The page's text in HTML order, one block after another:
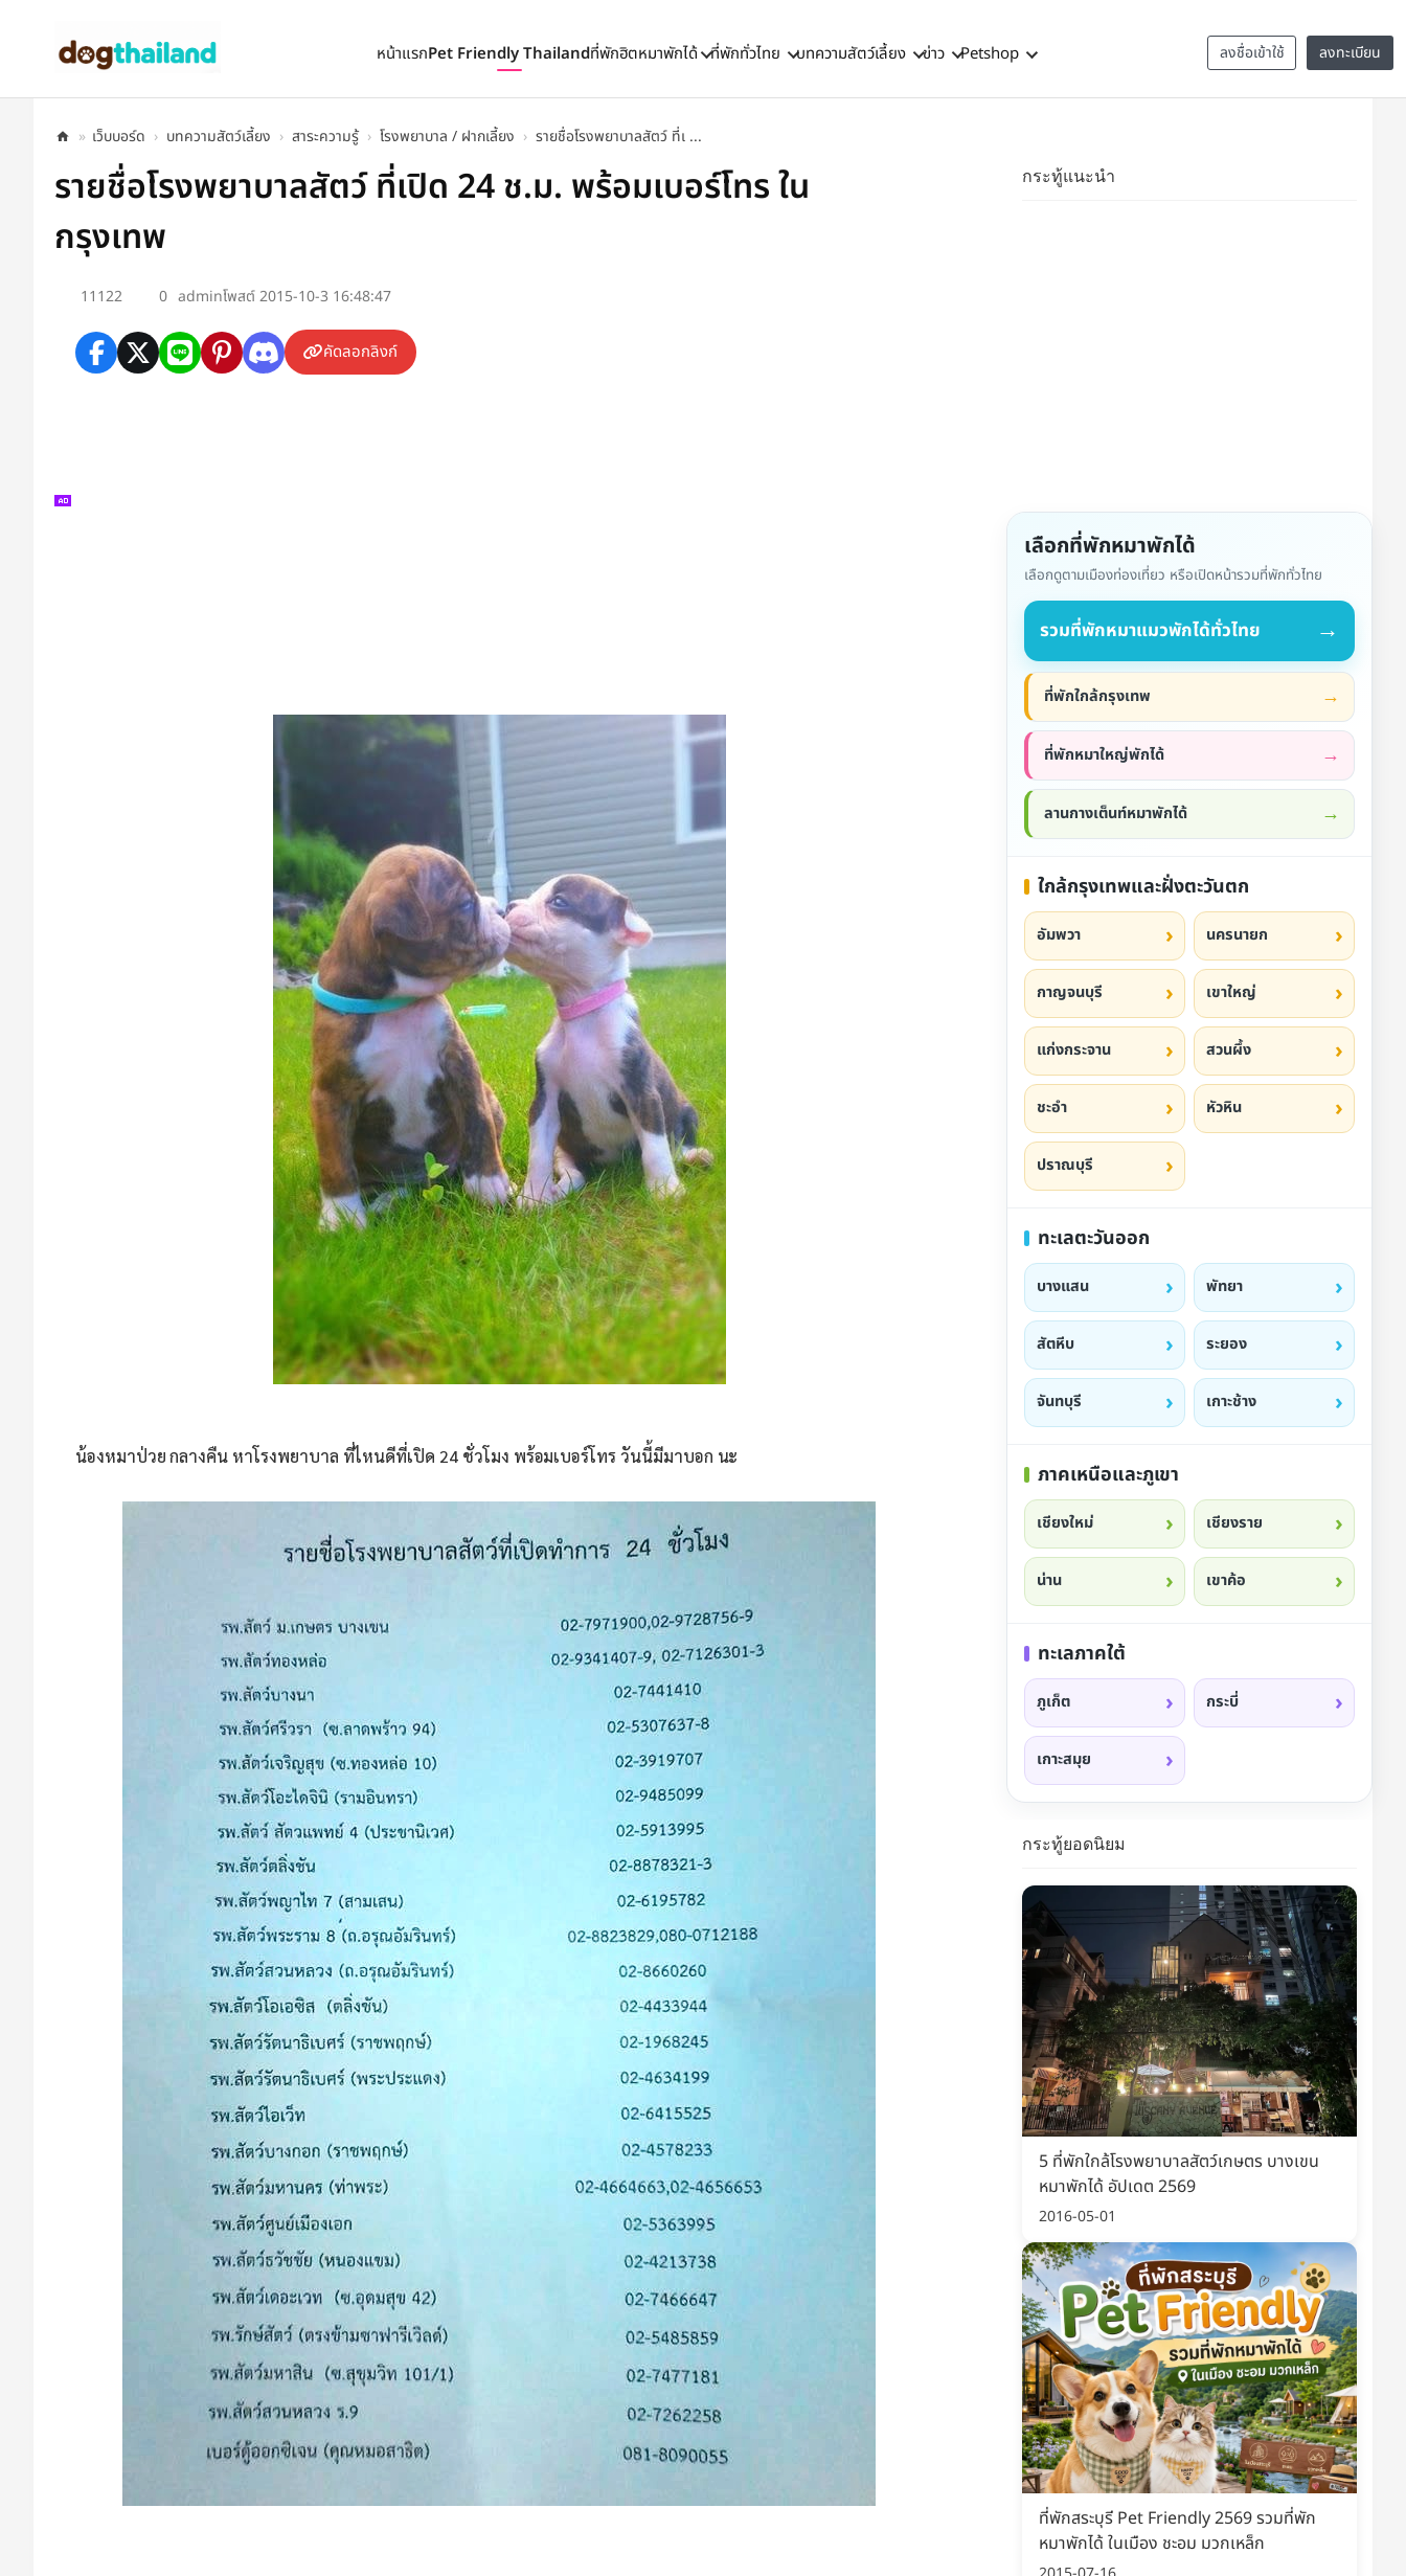
ลงชื่อเข้าใช้ ลงทะเบียน
หน้าแรกPet Friendly Thailandที่พักฮิตหมาพักได้ ที่พักทั่วไทย บทความสัตว์เลี้ยง ข่าว Petshop
» เว็บบอร์ด › บทความสัตว์เลี้ยง › สาระความรู้ › โรงพยาบาล / ฝากเลี้ยง › รายชื่อโรงพยาบาลสัตว์ ที่เ ...
รายชื่อโรงพยาบาลสัตว์ ที่เปิด 24 ช.ม. พร้อมเบอร์โทร ใน
กรุงเทพ
11122 0 adminโพสต์ 2015-10-3 16:48:47
คัดลอกลิงก์
น้องหมาป่วย กลางคืน หาโรงพยาบาล ที่ไหนดีที่เปิด 24 ชั่วโมง พร้อมเบอร์โทร วันนี้มีมาบอก นะ
กระทู้แนะนำ
เลือกที่พักหมาพักได้
เลือกดูตามเมืองท่องเที่ยว หรือเปิดหน้ารวมที่พักทั่วไทย
รวมที่พักหมาแมวพักได้ทั่วไทย →
ที่พักใกล้กรุงเทพ
ที่พักหมาใหญ่พักได้
ลานกางเต็นท์หมาพักได้
ใกล้กรุงเทพและฝั่งตะวันตก
อัมพวา นครนายก
กาญจนบุรี เขาใหญ่
แก่งกระจาน สวนผึ้ง
ชะอำ หัวหิน
ปราณบุรี
ทะเลตะวันออก
บางแสน พัทยา
สัตหีบ ระยอง
จันทบุรี เกาะช้าง
ภาคเหนือและภูเขา
เชียงใหม่ เชียงราย
น่าน เขาค้อ
ทะเลภาคใต้
ภูเก็ต กระบี่
เกาะสมุย
กระทู้ยอดนิยม
5 ที่พักใกล้โรงพยาบาลสัตว์เกษตร บางเขน
หมาพักได้ อัปเดต 2569
2016-05-01
ที่พักสระบุรี Pet Friendly 2569 รวมที่พัก
หมาพักได้ ในเมือง ชะอม มวกเหล็ก